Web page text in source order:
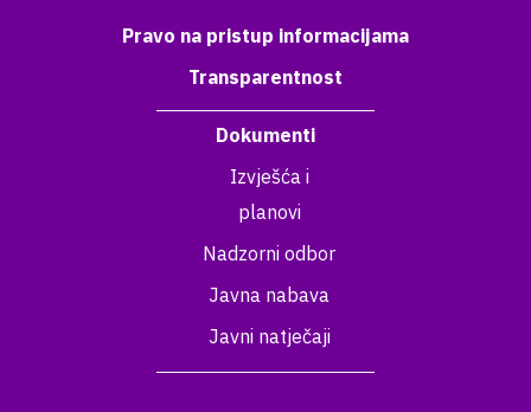
Pravo na pristup informacijama
Transparentnost
Dokumenti
Izvješća i
planovi
Nadzorni odbor
Javna nabava
Javni natječaji